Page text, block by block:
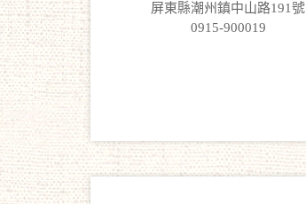
屏東縣潮州鎮中山路191號
0915-900019